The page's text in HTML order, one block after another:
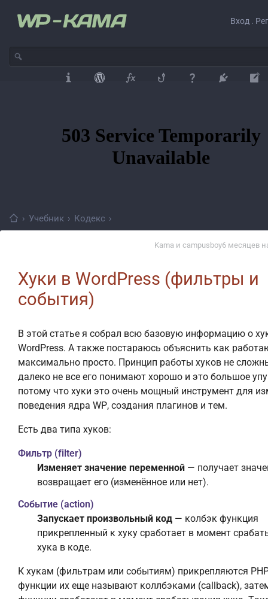
Вход .
› Учебник › Кодекс ›
Kama иcampusboy6 месяцев
Хуки в WordPress (фильтры и
события)
В этой статье я собрал всю базовую информацию о
WordPress. А также постараюсь объяснить как
максимально просто. Принцип работы хуков не
далеко не все его понимают хорошо и это большое
потому что хуки это очень мощный инструмент для
поведения ядра WP, создания плагинов и тем.
Есть два типа хуков:
Фильтр (filter)
Изменяет значение переменной — получает
возвращает его (изменённое или нет).
Событие (action)
Запускает произвольный код — колбэк функция
прикрепленный к хуку сработает в момент
хука в коде.
К хукам (фильтрам или событиям) прикрепляются
функции их еще называют коллбэками (callback),